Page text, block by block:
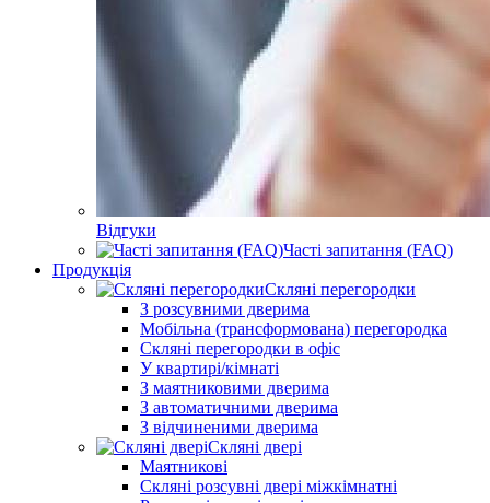
Відгуки
Часті запитання (FAQ)
Продукція
Скляні перегородки
З розсувними дверима
Мобільна (трансформована) перегородка
Скляні перегородки в офіс
У квартирі/кімнаті
З маятниковими дверима
З автоматичними дверима
З відчиненими дверима
Скляні двері
Маятникові
Скляні розсувні двері міжкімнатні